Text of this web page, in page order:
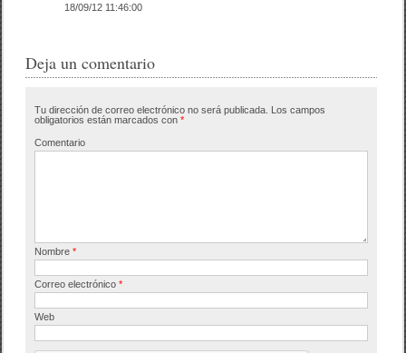
18/09/12 11:46:00
Deja un comentario
Tu dirección de correo electrónico no será publicada. Los campos
obligatorios están marcados con*
Comentario
Nombre*
Correo electrónico*
Web